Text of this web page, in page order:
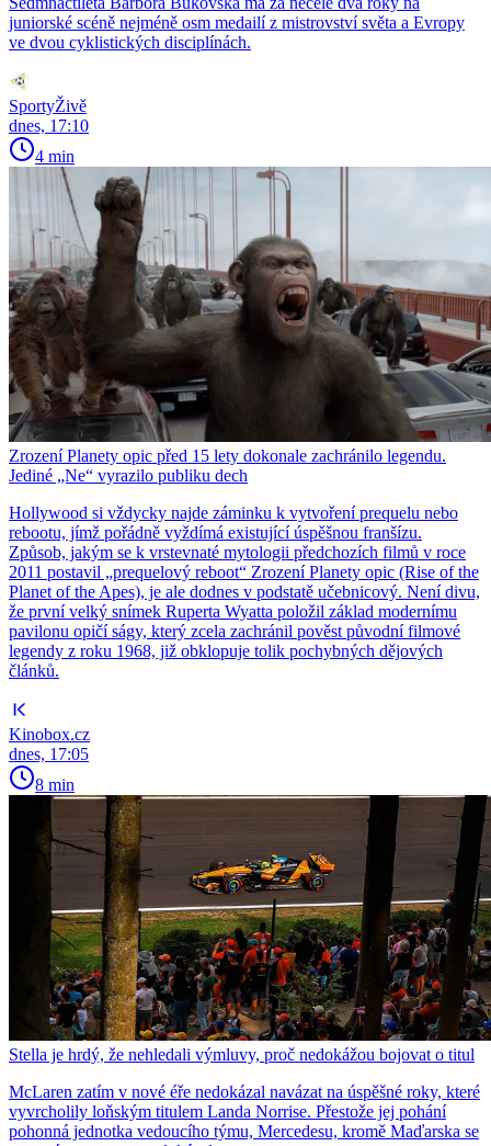
juniorské scéně nejméně osm medailí z mistrovství světa a Evropy
ve dvou cyklistických disciplínách.
SportyŽivě
dnes, 17:10
4 min
Zrození Planety opic před 15 lety dokonale zachránilo legendu.
Jediné „Ne“ vyrazilo publiku dech
Hollywood si vždycky najde záminku k vytvoření prequelu nebo
rebootu, jímž pořádně vyždímá existující úspěšnou franšízu.
Způsob, jakým se k vrstevnaté mytologii předchozích filmů v roce
2011 postavil „prequelový reboot“ Zrození Planety opic (Rise of the
Planet of the Apes), je ale dodnes v podstatě učebnicový. Není divu,
že první velký snímek Ruperta Wyatta položil základ modernímu
pavilonu opičí ságy, který zcela zachránil pověst původní filmové
legendy z roku 1968, již obklopuje tolik pochybných dějových
článků.
Kinobox.cz
dnes, 17:05
8 min
Stella je hrdý, že nehledali výmluvy, proč nedokážou bojovat o titul
McLaren zatím v nové éře nedokázal navázat na úspěšné roky, které
vyvrcholily loňským titulem Landa Norrise. Přestože jej pohání
pohonná jednotka vedoucího týmu, Mercedesu, kromě Maďarska se